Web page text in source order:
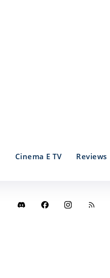
Cinema E TV Reviews